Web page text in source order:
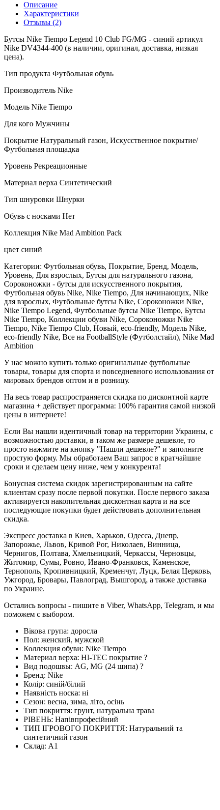
Описание
Характеристики
Отзывы (2)
Бутсы Nike Tiempo Legend 10 Club FG/MG - синий артикул
Nike DV4344-400 (в наличии, оригинал, доставка, низкая
цена).
Тип продукта Футбольная обувь
Производитель Nike
Модель Nike Tiempo
Для кого Мужчины
Покрытие Натуральный газон, Искусственное покрытие/
Футбольная площадка
Уровень Рекреационные
Материал верха Синтетический
Тип шнуровки Шнурки
Обувь с носками Нет
Коллекция Nike Mad Ambition Pack
цвет синий
Категории: Футбольная обувь, Покрытие, Бренд, Модель,
Уровень, Для взрослых, Бутсы для натурального газона,
Сороконожки - бутсы для искусственного покрытия,
Футбольная обувь Nike, Nike Tiempo, Для начинающих, Nike
для взрослых, Футбольные бутсы Nike, Сороконожки Nike,
Nike Tiempo Legend, Футбольные бутсы Nike Tiempo, Бутсы
Nike Tiempo, Коллекции обуви Nike, Сороконожки Nike
Tiempo, Nike Tiempo Club, Новый, eco-friendly, Модель Nike,
eco-friendly Nike, Все на FootballStyle (Футболстайл), Nike Mad
Ambition
У нас можно купить только оригинальные футбольные
товары, товары для спорта и повседневного использования от
мировых брендов оптом и в розницу.
На весь товар распространяется скидка по дисконтной карте
магазина + действует программа: 100% гарантия самой низкой
цены в интернете!
Если Вы нашли идентичный товар на территории Украины, с
возможностью доставки, в таком же размере дешевле, то
просто нажмите на кнопку "Нашли дешевле?" и заполните
простую форму. Мы обработаем Ваш запрос в кратчайшие
сроки и сделаем цену ниже, чем у конкурента!
Бонусная система скидок зарегистрированным на сайте
клиентам сразу после первой покупки. После первого заказа
активируется накопительная дисконтная карта и на все
последующие покупки будет действовать дополнительная
скидка.
Экспресс доставка в Киев, Харьков, Одесса, Днепр,
Запорожье, Львов, Кривой Рог, Николаев, Винница,
Чернигов, Полтава, Хмельницкий, Черкассы, Черновцы,
Житомир, Сумы, Ровно, Ивано-Франковск, Каменское,
Тернополь, Кропивницкий, Кременчуг, Луцк, Белая Церковь,
Ужгород, Бровары, Павлоград, Вышгород, а также доставка
по Украине.
Остались вопросы - пишите в Viber, WhatsApp, Telegram, и мы
поможем с выбором.
Вікова група: доросла
Пол: женский, мужской
Коллекция обуви: Nike Tiempo
Материал верха: HI-TEC покрытие ?
Вид подошвы: AG, MG (24 шипа) ?
Бренд: Nike
Колір: синій/білий
Наявність носка: ні
Сезон: весна, зима, літо, осінь
Тип покриття: грунт, натуральна трава
РІВЕНЬ: Напівпрофесійний
ТИП ІГРОВОГО ПОКРИТТЯ: Натуральний та
синтетичний газон
Склад: А1